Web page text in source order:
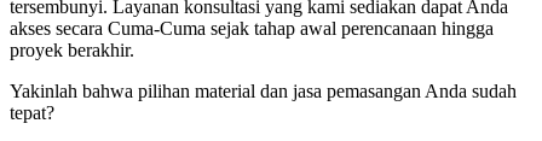
tersembunyi. Layanan konsultasi yang kami sediakan dapat Anda
akses secara Cuma-Cuma sejak tahap awal perencanaan hingga
proyek berakhir.
Yakinlah bahwa pilihan material dan jasa pemasangan Anda sudah
tepat?